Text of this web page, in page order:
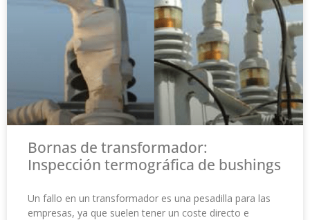
Bornas de transformador:
Inspección termográfica de bushings
Un fallo en un transformador es una pesadilla para las
empresas, ya que suelen tener un coste directo e